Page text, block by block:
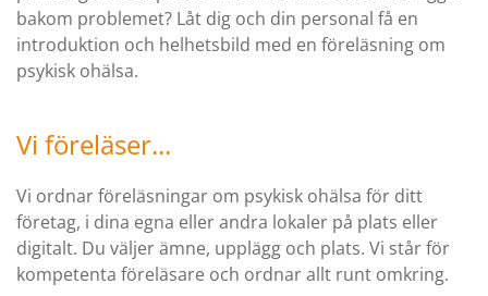
bakom problemet? Låt dig och din personal få en
introduktion och helhetsbild med en föreläsning om
psykisk ohälsa.
Vi föreläser...
Vi ordnar föreläsningar om psykisk ohälsa för ditt
företag, i dina egna eller andra lokaler på plats eller
digitalt. Du väljer ämne, upplägg och plats. Vi står för
kompetenta föreläsare och ordnar allt runt omkring.